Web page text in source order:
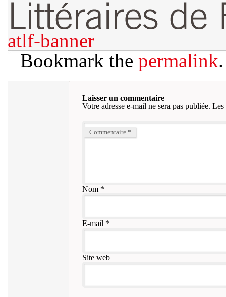
atlf-banner
Bookmark the permalink.
Laisser un commentaire
Votre adresse e-mail ne sera pas publiée. Les
Commentaire *
Nom*
E-mail *
Site web